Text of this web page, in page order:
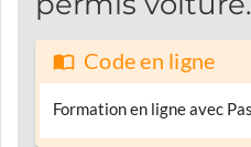
Code en ligne
Formation en ligne avec